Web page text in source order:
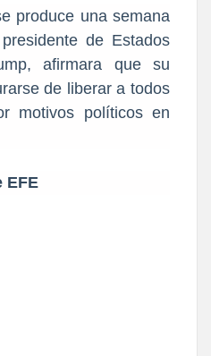
produce una semana
de Estados
afirmara que su
de liberar a todos
motivos políticos en
EFE